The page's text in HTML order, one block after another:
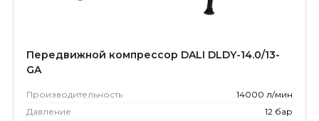
Передвижной компрессор DALI DLDY-14.0/13-
GA
Производитель­ность
14000 л/мин
Давление
12 бар